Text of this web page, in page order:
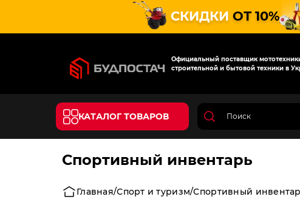
СКИДКИ ОТ 10%
Официальный поставщик
строительной и бытовой техники в
КАТАЛОГ ТОВАРОВ
Спортивный инвентарь
Главная Спорт и туризм Спортивный